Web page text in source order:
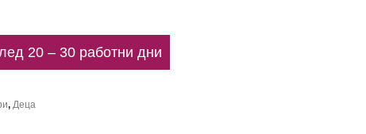
20 – 30 работни дни
,Деца